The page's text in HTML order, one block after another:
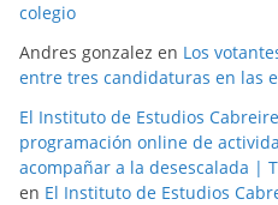
colegio
Andres gonzalez en Los
entre tres candidaturas en las
El Instituto de Estudios
programación online de
acompañar a la desescalada |
en El Instituto de Estudios